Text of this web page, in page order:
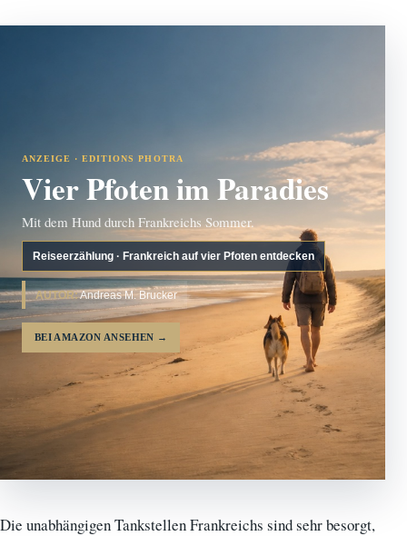
ANZEIGE · EDITIONS PHOTRA
Vier Pfoten im Paradies
Mit dem Hund durch Frankreichs Sommer.
Reiseerzählung · Frankreich auf vier Pfoten entdecken
AUTOR:Andreas M. Brucker
BEI AMAZON ANSEHEN →
Die unabhängigen Tankstellen Frankreichs sind sehr besorgt,